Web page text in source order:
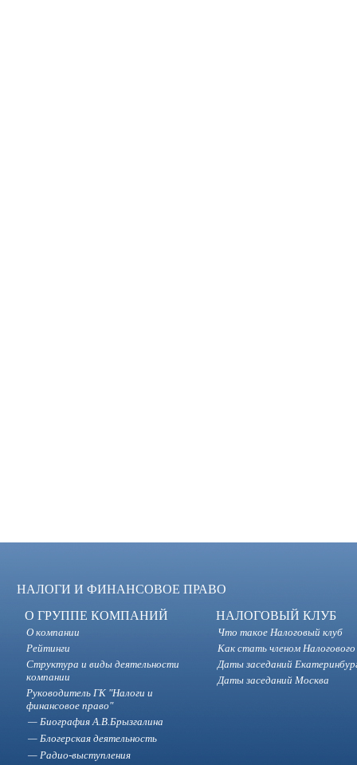
НАЛОГИ И ФИНАНСОВОЕ ПРАВО
О ГРУППЕ КОМПАНИЙ
О компании
Рейтинги
Структура и виды деятельности
компании
Руководитель ГК "Налоги и
финансовое право"
Биография А.В.Брызгалина
Блогерская деятельность
Радио-выступления
НАЛОГОВЫЙ КЛУБ
Что такое Налоговый клуб
Как стать членом Налогового
Даты заседаний
Даты заседаний Москва